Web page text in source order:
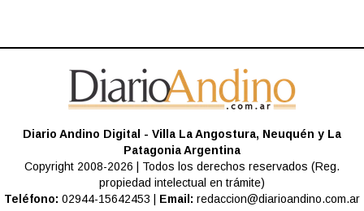
Diario Andino Digital - Villa La Angostura, Neuquén y La
Patagonia Argentina
Copyright 2008-2026 | Todos los derechos reservados (Reg.
propiedad intelectual en trámite)
Teléfono: 02944-15642453 | Email: redaccion@diarioandino.com.ar